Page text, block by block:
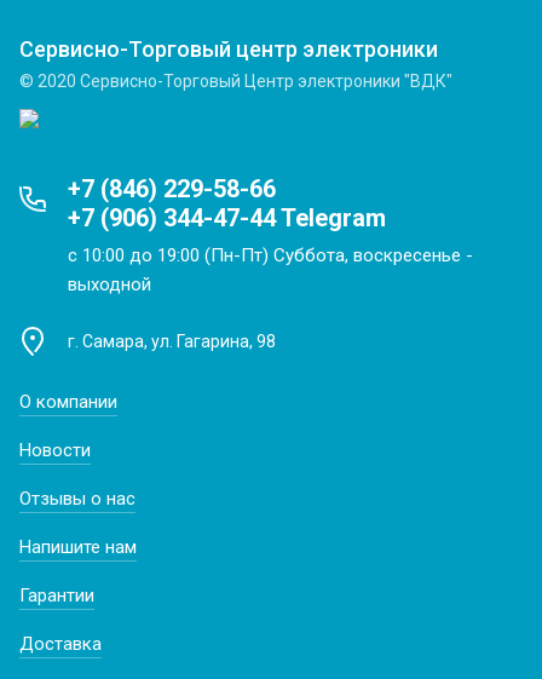
Сервисно-Торговый центр электроники
© 2020 Сервисно-Торговый Центр электроники "ВДК"
+7 (846) 229-58-66
+7 (906) 344-47-44 Telegram
с 10:00 до 19:00 (Пн-Пт) Суббота, воскресенье -
выходной
г. Самара, ул. Гагарина, 98
О компании
Новости
Отзывы о нас
Напишите нам
Гарантии
Доставка